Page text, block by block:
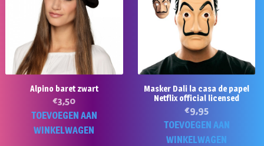
Alpino baret zwart
€3,50
TOEVOEGEN AAN
WINKELWAGEN
Masker Dali la casa de papel
Netflix official licensed
€9,95
TOEVOEGEN AAN
WINKELWAGEN